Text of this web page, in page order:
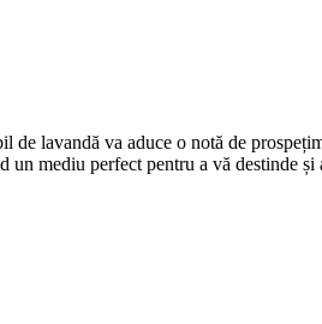
lavandă va aduce o notă de
un mediu perfect pentru a vă destinde și